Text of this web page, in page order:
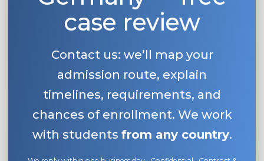
case review
Contact us: we’ll map your
admission route, explain
timelines, requirements, and
chances of enrollment. We work
with students from any country.